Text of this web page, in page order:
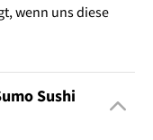
wenn uns diese
Sushi